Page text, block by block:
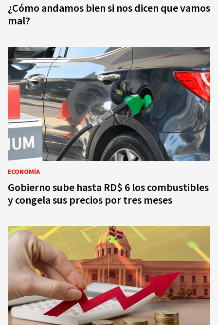
¿Cómo andamos bien si nos dicen que vamos
mal?
ECONOMÍA
Gobierno sube hasta RD$ 6 los combustibles
y congela sus precios por tres meses